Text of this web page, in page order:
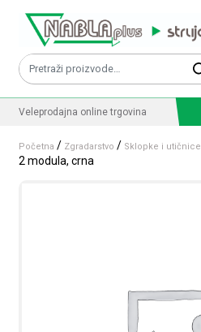
Pretraži:
Veleprodajna online trgovina
Početna / Zgradarstvo / Sklopke i utičnice
2 modula, crna